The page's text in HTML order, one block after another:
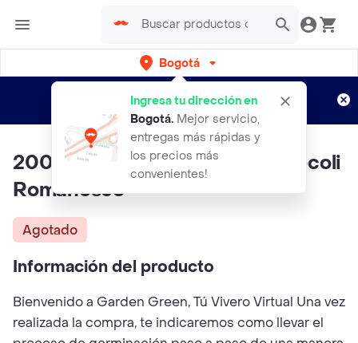
Bogotá
Ingresa tu dirección en
Bogotá. Mejor servicio,
entregas más rápidas y
los precios más
convenientes!
envíos gratis por semanas
Aplican TyC
200 Semillas Orgánicas De Brócoli
Romanesco
Agotado
Información del producto
Bienvenido a Garden Green, Tú Vivero Virtual Una vez
realizada la compra, te indicaremos como llevar el